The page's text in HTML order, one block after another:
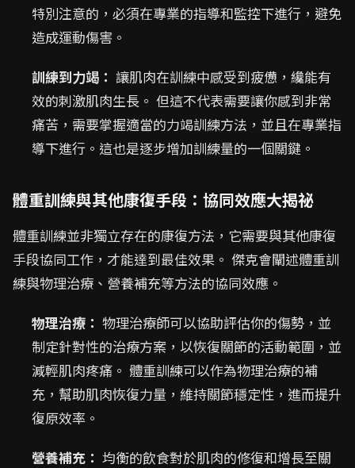
特別注意的，必須在專業的指導和監控下進行，避免
造成運動傷害。
訓練到力竭： 讓肌肉在訓練中感受到疲憊，纔能有
效的刺激肌肉生長。 但這不代表需要讓你感到非常
痛苦，需要掌握適當的力竭訓練方法，並且在專業指
導下進行。這也是逐步增加訓練量的一個關鍵。
體重訓練與其他康復手段：協同效應大揭祕
體重訓練並非獨立存在的康復方法，它需要與其他康復
手段協同工作，才能達到最佳效果。 傑克會闡述體重訓
練與物理治療、營養補充等方法的協同效應。
物理治療： 物理治療師可以協助評估你的傷勢，並
制定針對性的治療方案，以恢復關節的活動範圍，並
減輕肌肉疼痛。 體重訓練可以作為物理治療的補
充，幫助肌肉恢復力量，維持關節穩定性，進而提升
復原效率。
營養補充： 均衡的飲食對於肌肉的修復和增長至關